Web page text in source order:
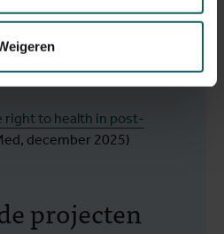
use and its associated
(Onderzoeksportaal van
Geneeskunde,
right to health in post-
december 2025)
projecten